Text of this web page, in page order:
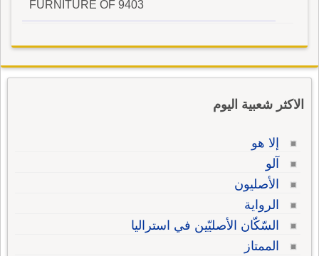
FURNITURE OF 9403
الاكثر شعبية اليوم
إلا هو
آلو
الأصليون
الرواية
السّكّان الأصليّين في استراليا
الممتاز